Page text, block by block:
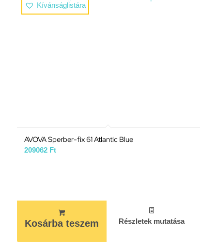
Kívánságlistára
AVOVA Sperber-fix 61 Atlantic Blue
209062 Ft
Kosárba teszem Részletek mutatása